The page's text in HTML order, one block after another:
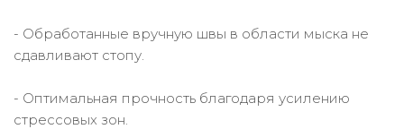
- Обработанные вручную швы в области мыска не
сдавливают стопу.
- Оптимальная прочность благодаря усилению
стрессовых зон.